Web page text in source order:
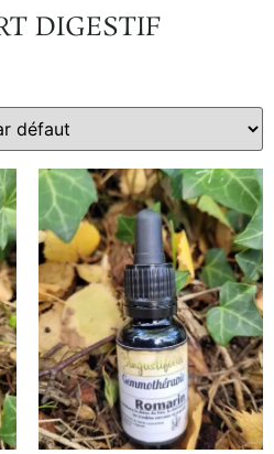
DIGESTIF